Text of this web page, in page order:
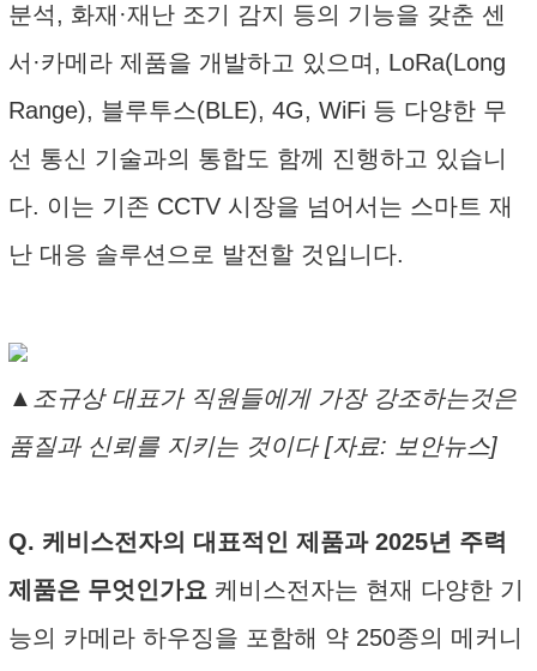
분석, 화재·재난 조기 감지 등의 기능을 갖춘 센
서·카메라 제품을 개발하고 있으며, LoRa(Long
Range), 블루투스(BLE), 4G, WiFi 등 다양한 무
선 통신 기술과의 통합도 함께 진행하고 있습니
다. 이는 기존 CCTV 시장을 넘어서는 스마트 재
난 대응 솔루션으로 발전할 것입니다.
▲조규상 대표가 직원들에게 가장 강조하는것은
품질과 신뢰를 지키는 것이다 [자료: 보안뉴스]
Q. 케비스전자의 대표적인 제품과 2025년 주력
제품은 무엇인가요 케비스전자는 현재 다양한 기
능의 카메라 하우징을 포함해 약 250종의 메커니